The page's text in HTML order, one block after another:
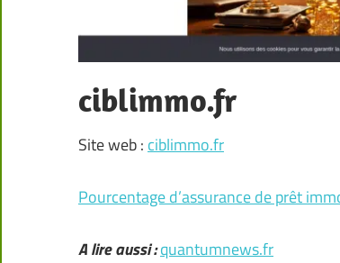
ciblimmo.fr
Site web : ciblimmo.fr
Pourcentage d’assurance de prêt
A lire aussi :quantumnews.fr